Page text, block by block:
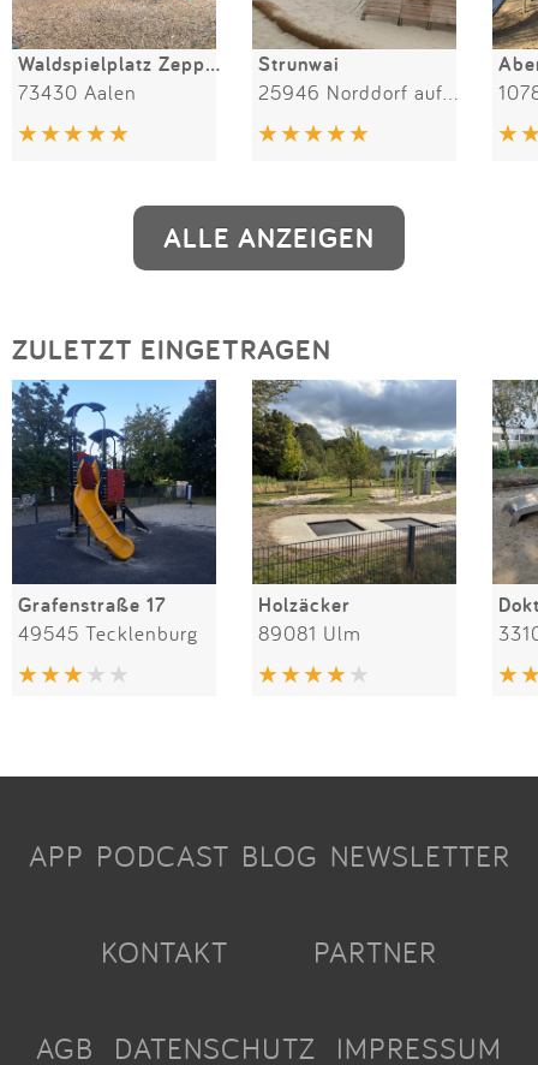
Waldspielplatz Zeppelinstraße
73430 Aalen
Strunwai
ALLE ANZEIGEN
ZULETZT EINGETRAGEN
Grafenstraße 17
49545 Tecklenburg
Holzäcker
89081 Ulm
APP PODCAST BLOG NEWSLETTER
KONTAKT PARTNER
AGB DATENSCHUTZ IMPRESSUM